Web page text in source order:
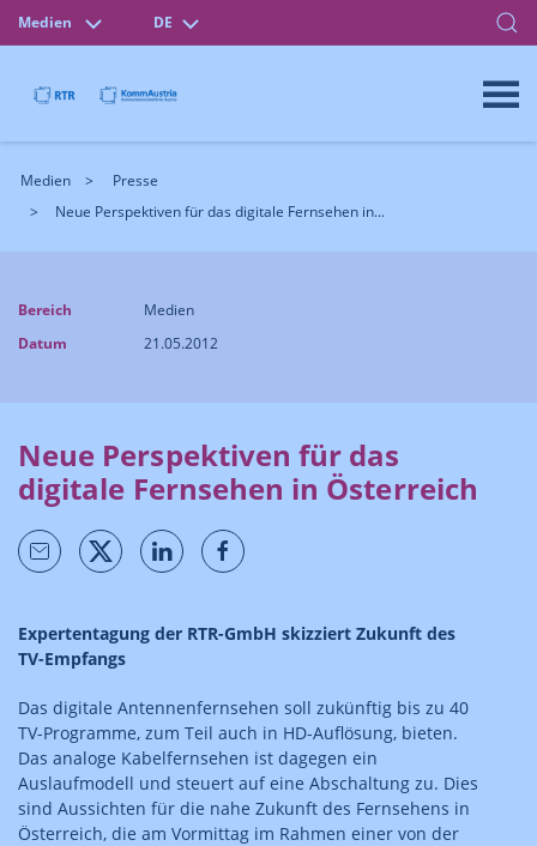
Medien DE
Medien
Presse
Neue Perspektiven für das digitale Fernsehen in...
Bereich
Medien
Datum
21.05.2012
Neue Perspektiven für das
digitale Fernsehen in Österreich
Expertentagung der RTR-GmbH skizziert Zukunft des
TV-Empfangs
Das digitale Antennenfernsehen soll zukünftig bis zu 40
TV-Programme, zum Teil auch in HD-Auflösung, bieten.
Das analoge Kabelfernsehen ist dagegen ein
Auslaufmodell und steuert auf eine Abschaltung zu. Dies
sind Aussichten für die nahe Zukunft des Fernsehens in
Österreich, die am Vormittag im Rahmen einer von der